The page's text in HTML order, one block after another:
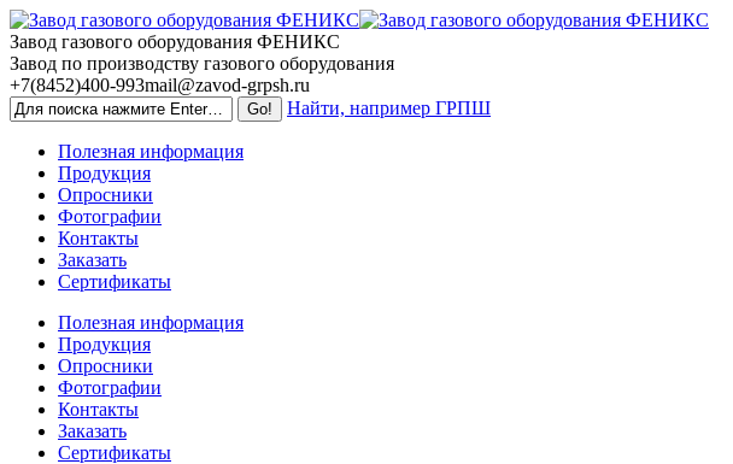
Skip
to
content
Завод газового оборудования ФЕНИКС
Завод по производству газового оборудования
+7(8452)400-993mail@zavod-grpsh.ru
Найти, например ГРПШ
Полезная информация
Продукция
Опросники
Фотографии
Контакты
Заказать
Сертификаты
Полезная информация
Продукция
Опросники
Фотографии
Контакты
Заказать
Сертификаты